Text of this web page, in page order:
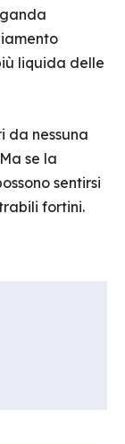
liquida delle
da nessuna
se la
sentirsi
fortini.